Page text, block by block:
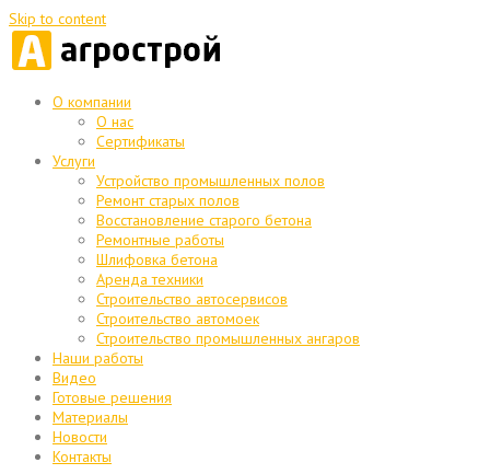
Skip to content
О компании
О нас
Сертификаты
Услуги
Устройство промышленных полов
Ремонт старых полов
Восстановление старого бетона
Ремонтные работы
Шлифовка бетона
Аренда техники
Строительство автосервисов
Строительство автомоек
Строительство промышленных ангаров
Наши работы
Видео
Готовые решения
Материалы
Новости
Контакты